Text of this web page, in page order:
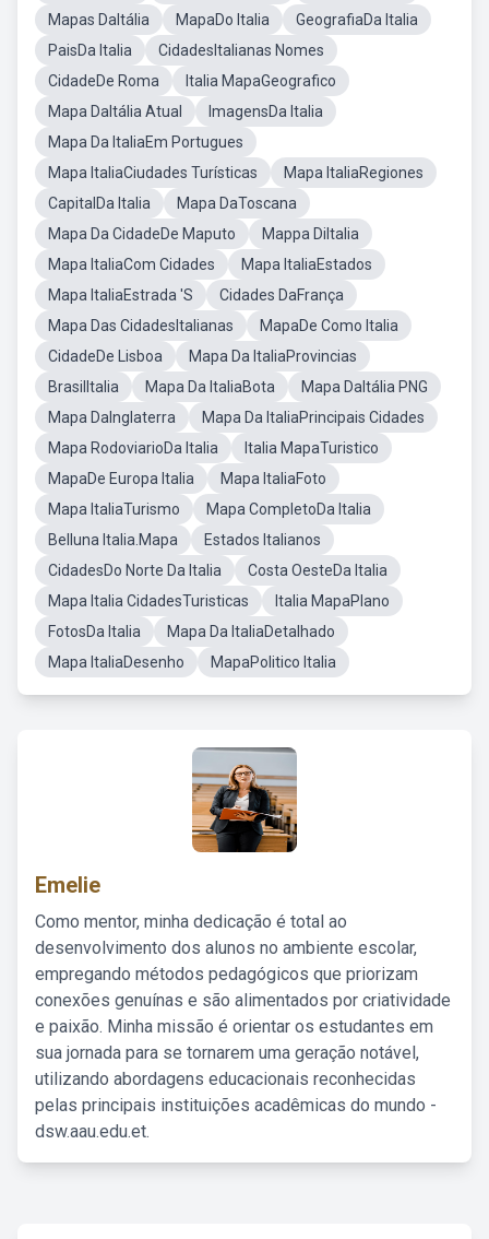
Mapas DaItália MapaDo Italia
GeografiaDa Italia
PaisDa Italia
CidadesItalianas Nomes
CidadeDe Roma
Italia MapaGeografico
Mapa DaItália Atual
ImagensDa Italia
Mapa Da ItaliaEm Portugues
Mapa ItaliaCiudades Turísticas
Mapa ItaliaRegiones
CapitalDa Italia
Mapa DaToscana
Mapa Da CidadeDe Maputo
Mappa DiItalia
Mapa ItaliaCom Cidades
Mapa ItaliaEstados
Mapa ItaliaEstrada 'S
Cidades DaFrança
Mapa Das CidadesItalianas
MapaDe Como Italia
CidadeDe Lisboa
Mapa Da ItaliaProvincias
BrasilItalia
Mapa Da ItaliaBota
Mapa DaItália PNG
Mapa DaInglaterra
Mapa Da ItaliaPrincipais Cidades
Mapa RodoviarioDa Italia
Italia MapaTuristico
MapaDe Europa Italia
Mapa ItaliaFoto
Mapa ItaliaTurismo
Mapa CompletoDa Italia
Belluna Italia.Mapa
Estados Italianos
CidadesDo Norte Da Italia
Costa OesteDa Italia
Mapa Italia CidadesTuristicas
Italia MapaPlano
FotosDa Italia
Mapa Da ItaliaDetalhado
Mapa ItaliaDesenho
MapaPolitico Italia
Emelie
Como mentor, minha dedicação é total ao
desenvolvimento dos alunos no ambiente escolar,
empregando métodos pedagógicos que priorizam
conexões genuínas e são alimentados por criatividade
e paixão. Minha missão é orientar os estudantes em
sua jornada para se tornarem uma geração notável,
utilizando abordagens educacionais reconhecidas
pelas principais instituições acadêmicas do mundo -
dsw.aau.edu.et.